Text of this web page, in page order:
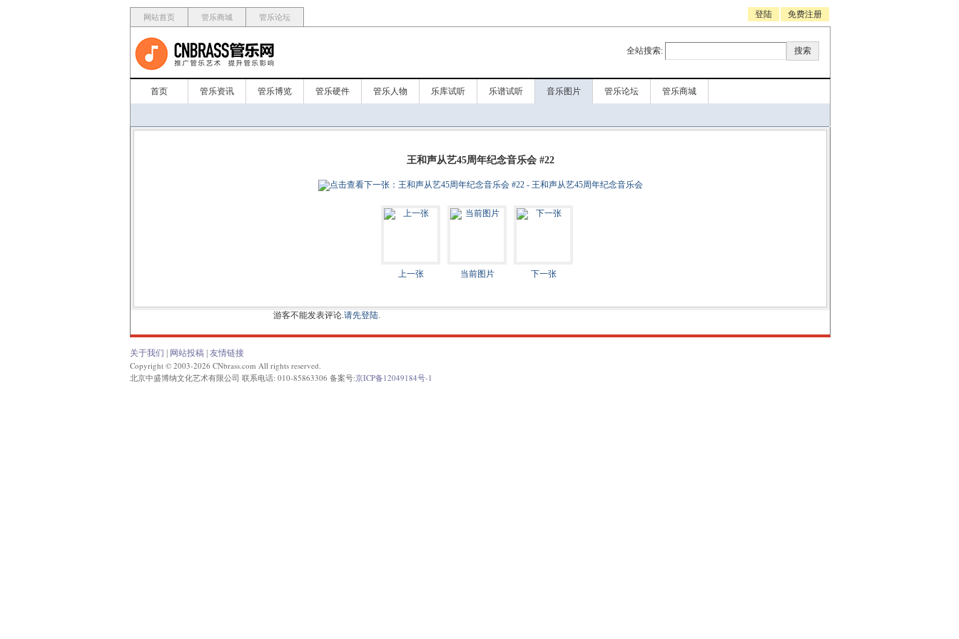
网站首页 管乐商城 管乐论坛 登陆 免费注册
全站搜索:
首页 管乐资讯 管乐博览 管乐硬件 管乐人物 乐库试听 乐谱试听 音乐图片 管乐论坛 管乐商城
王和声从艺45周年纪念音乐会 #22
上一张 当前图片 下一张
游客不能发表评论.请先登陆.
关于我们 网站投稿 友情链接
Copyright © 2003-2026 CNbrass.com All rights reserved.
北京中盛博纳文化艺术有限公司 联系电话: 010-85863306 备案号:京ICP备12049184号-1